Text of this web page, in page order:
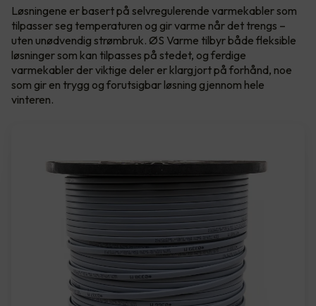
Løsningene er basert på selvregulerende varmekabler som
tilpasser seg temperaturen og gir varme når det trengs –
uten unødvendig strømbruk. ØS Varme tilbyr både fleksible
løsninger som kan tilpasses på stedet, og ferdige
varmekabler der viktige deler er klargjort på forhånd, noe
som gir en trygg og forutsigbar løsning gjennom hele
vinteren.